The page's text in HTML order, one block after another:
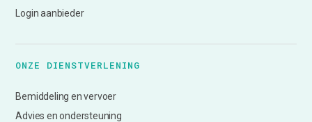
Login aanbieder
ONZE DIENSTVERLENING
Bemiddeling en vervoer
Advies en ondersteuning